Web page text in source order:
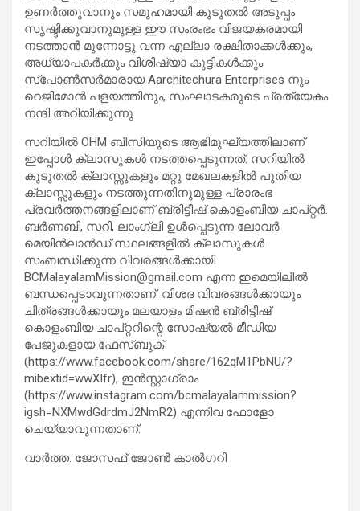
ഉണർത്തുവാനും സമൂഹമായി കൂടുതൽ അടുപ്പം
സൃഷ്ടിക്കുവാനുമുള്ള ഈ സംരംഭം വിജയകരമായി
നടത്താൻ മുന്നോട്ടു വന്ന എല്ലാ രക്ഷിതാക്കൾക്കും,
അധ്യാപകർക്കും വിശിഷ്യാ കുട്ടികൾക്കും
സ്പോൺസർമാരായ Aarchitechura Enterprises നും
റെജിമോൻ പളയത്തിനും, സംഘാടകരുടെ പ്രത്യേകം
നന്ദി അറിയിക്കുന്നു.
സറിയിൽ OHM ബിസിയുടെ ആഭിമുഘ്യത്തിലാണ്
ഇപ്പോൾ ക്ലാസുകൾ നടത്തപ്പെടുന്നത്. സറിയിൽ
കൂടുതൽ ക്ലാസ്സുകളും മറ്റു മേഖലകളിൽ പുതിയ
ക്ലാസ്സുകളും നടത്തുന്നതിനുമുള്ള പ്രാരംഭ
പ്രവർത്തനങ്ങളിലാണ് ബ്രിട്ടീഷ് കൊളംബിയ ചാപ്റ്റർ.
ബർണബി, സറി, ലാംഗ്ലി ഉൾപ്പെടുന്ന ലോവർ
മെയിൻലാൻഡ് സ്ഥലങ്ങളിൽ ക്ലാസുകൾ
സംബന്ധിക്കുന്ന വിവരങ്ങൾക്കായി
BCMalayalamMission@gmail.com എന്ന ഇമെയിലിൽ
ബന്ധപ്പെടാവുന്നതാണ്. വിശദ വിവരങ്ങൾക്കായും
ചിത്രങ്ങൾക്കായും മലയാളം മിഷൻ ബ്രിട്ടീഷ്
കൊളംബിയ ചാപ്റ്ററിന്റെ സോഷ്യൽ മീഡിയ
പേജുകളായ ഫേസ്ബുക്
(https://www.facebook.com/share/162qM1PbNU/?
mibextid=wwXIfr), ഇൻസ്റ്റാഗ്രാം
(https://www.instagram.com/bcmalayalammission?
igsh=NXMwdGdrdmJ2NmR2) എന്നിവ ഫോളോ
ചെയ്യാവുന്നതാണ്.
വാർത്ത: ജോസഫ് ജോൺ കാൽഗറി